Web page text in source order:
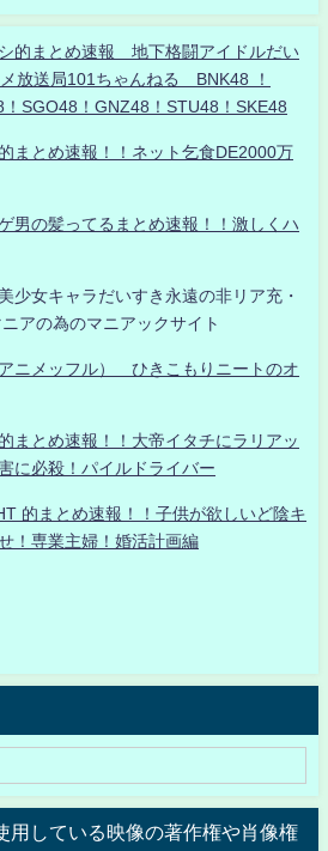
的まとめ速報 地下格闘アイドルだい
放送局101ちゃんねる BNK48 ！
SGO48！GNZ48！STU48！SKE48
まとめ速報！！ネット乞食DE2000万
男の髪ってるまとめ速報！！激しくハ
少女キャラだいすき永遠の非リア充・
アの為のマニアックサイト
ニメッフル） ひきこもりニートのオ
まとめ速報！！大帝イタチにラリアッ
に必殺！パイルドライバー
的まとめ速報！！子供が欲しいど陰キ
！専業主婦！婚活計画編
用している映像の著作権や肖像権